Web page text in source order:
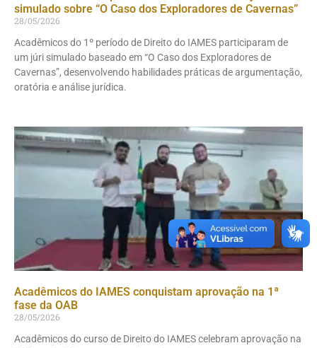
simulado sobre “O Caso dos Exploradores de Cavernas”
28/05/2026
Acadêmicos do 1º período de Direito do IAMES participaram de
um júri simulado baseado em “O Caso dos Exploradores de
Cavernas”, desenvolvendo habilidades práticas de argumentação,
oratória e análise jurídica.
Acadêmicos do IAMES conquistam aprovação na 1ª
fase da OAB
28/05/2026
Acadêmicos do curso de Direito do IAMES celebram aprovação na